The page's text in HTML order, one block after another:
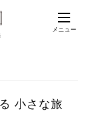
メニュー
小さな旅